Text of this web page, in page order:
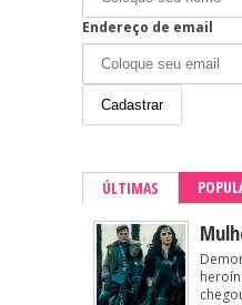
Endereço de email
ÚLTIMAS